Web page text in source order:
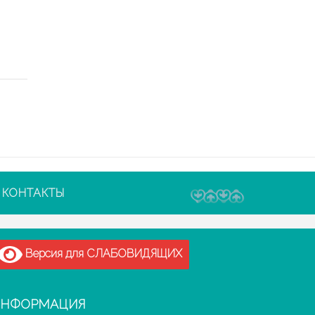
КОНТАКТЫ
Версия для СЛАБОВИДЯЩИХ